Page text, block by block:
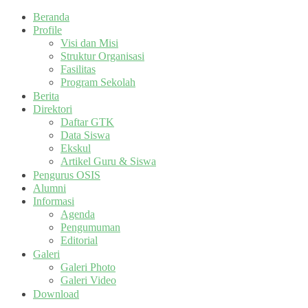
Beranda
Profile
Visi dan Misi
Struktur Organisasi
Fasilitas
Program Sekolah
Berita
Direktori
Daftar GTK
Data Siswa
Ekskul
Artikel Guru & Siswa
Pengurus OSIS
Alumni
Informasi
Agenda
Pengumuman
Editorial
Galeri
Galeri Photo
Galeri Video
Download